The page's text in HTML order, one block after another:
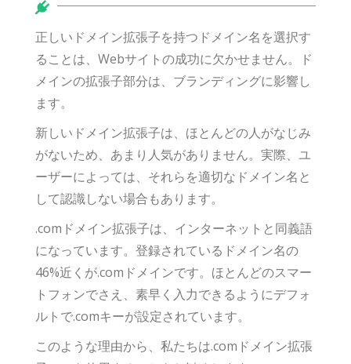
正しいドメイン拡張子を持つドメイン名を選択す
ることは、Webサイトの成功に欠かせません。ド
メインの拡張子部分は、ブランディングに影響し
ます。
新しいドメイン拡張子は、ほとんどの人がなじみ
がないため、あまり人気がありません。実際、ユ
ーザーによっては、それらを適切なドメイン名と
して認識しない場合もあります。
.comドメイン拡張子は、インターネットと同義語
になっています。登録されているドメイン名の
46%近くが.comドメインです。ほとんどのスマー
トフォンでさえ、素早く入力できるようにデフォ
ルトで.comキーが設定されています。
このような理由から、私たちは.comドメイン拡張